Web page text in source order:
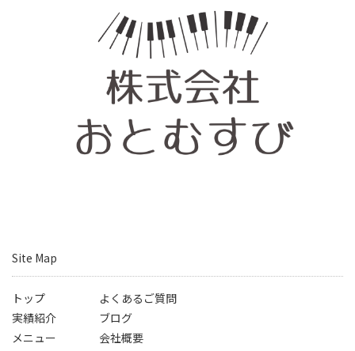
Site Map
トップ
実績紹介
メニュー
よくあるご質問
ブログ
会社概要